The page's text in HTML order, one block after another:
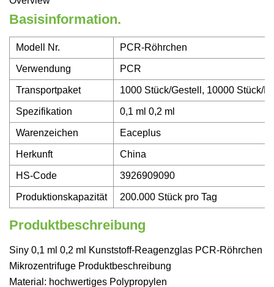
Basisinformation.
Modell Nr. PCR-Röhrchen
Verwendung PCR
Transportpaket 1000 Stück/Gestell, 10000 Stück/
Spezifikation 0,1 ml 0,2 ml
Warenzeichen Eaceplus
Herkunft China
HS-Code 3926909090
Produktionskapazität 200.000 Stück pro Tag
Produktbeschreibung
Siny 0,1 ml 0,2 ml Kunststoff-Reagenzglas PCR-Röhrchen
Mikrozentrifuge Produktbeschreibung
Material: hochwertiges Polypropylen